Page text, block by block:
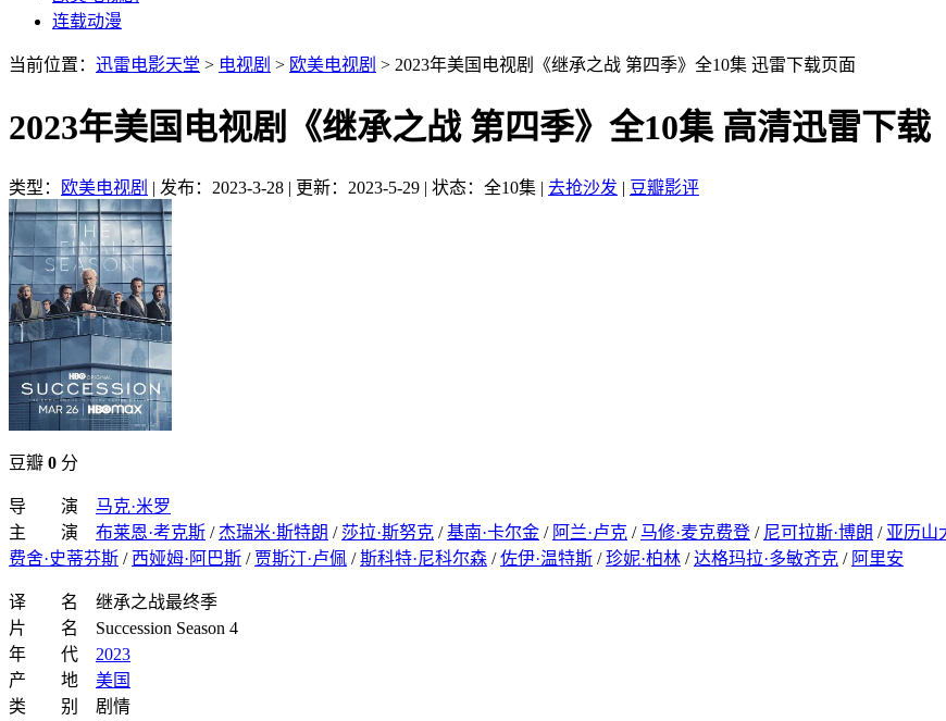
连载动漫
当前位置： 迅雷电影天堂 > 电视剧 > 欧美电视剧 > 2023年美国电视剧《继承之战 第四季》全10集 迅雷下载页面
2023年美国电视剧《继承之战 第四季》全10集 高清迅雷下载
类型： 欧美电视剧 | 发布：2023-3-28 | 更新：2023-5-29 | 状态：全10集 | 去抢沙发 | 豆瓣影评
豆瓣 0 分
导 演 马克·米罗
主 演 布莱恩·考克斯 / 杰瑞米·斯特朗 /莎拉·斯努克 /基南·卡尔金 / 阿兰·卢克 / 马修·麦克费登 / 尼可拉斯·博朗 / 亚历山
费舍·史蒂芬斯 / 西娅姆·阿巴斯 / 贾斯汀·卢佩 /斯科特·尼科尔森 /佐伊·温特斯 /珍妮·柏林 /达格玛拉·多敏齐克 / 阿里安
译 名 继承之战最终季
片 名 Succession Season 4
年 代 2023
产 地 美国
类 别 剧情